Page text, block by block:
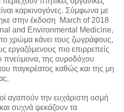
καρκινογόνες. Σύμφωνα με
στην έκδοση March of 2018
and Environmental Medicine,
χρώμα κάνει τους ζωγράφους,
εργαζόμενους πιο επιρρεπείς
πνεύμονα, της ουροδόχου
παγκρέατος καθώς και της μη
αγαπούν την ευχάριστη οσμή
συχνά ψεκάζουν τα